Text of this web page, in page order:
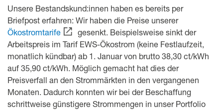
Unsere Bestandskund:innen haben es bereits per
Briefpost erfahren: Wir haben die Preise unserer
Ökostromtarife
gesenkt. Beispielsweise sinkt der
Arbeitspreis im Tarif EWS-Ökostrom (keine Festlaufzeit,
monatlich kündbar) ab 1. Januar von brutto 38,30 ct/kWh
auf 35,90 ct/kWh. Möglich gemacht hat dies der
Preisverfall an den Strommärkten in den vergangenen
Monaten. Dadurch konnten wir bei der Beschaffung
schrittweise günstigere Strommengen in unser Portfolio